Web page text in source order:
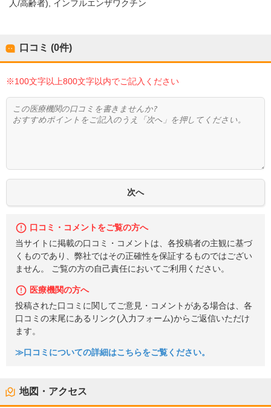
人/高齢者)
インフルエンザワクチン
口コミ (0件)
※100文字以上800文字以内でご記入ください
口コミ・コメントをご覧の方へ
当サイトに掲載の口コミ・コメントは、各投稿者の主観に基づ
くものであり、弊社ではその正確性を保証するものではござい
ません。 ご覧の方の自己責任においてご利用ください。
医療機関の方へ
投稿された口コミに関してご意見・コメントがある場合は、各
口コミの末尾にあるリンク(入力フォーム)からご返信いただけ
ます。
≫口コミについての詳細はこちらをご覧ください。
地図・アクセス